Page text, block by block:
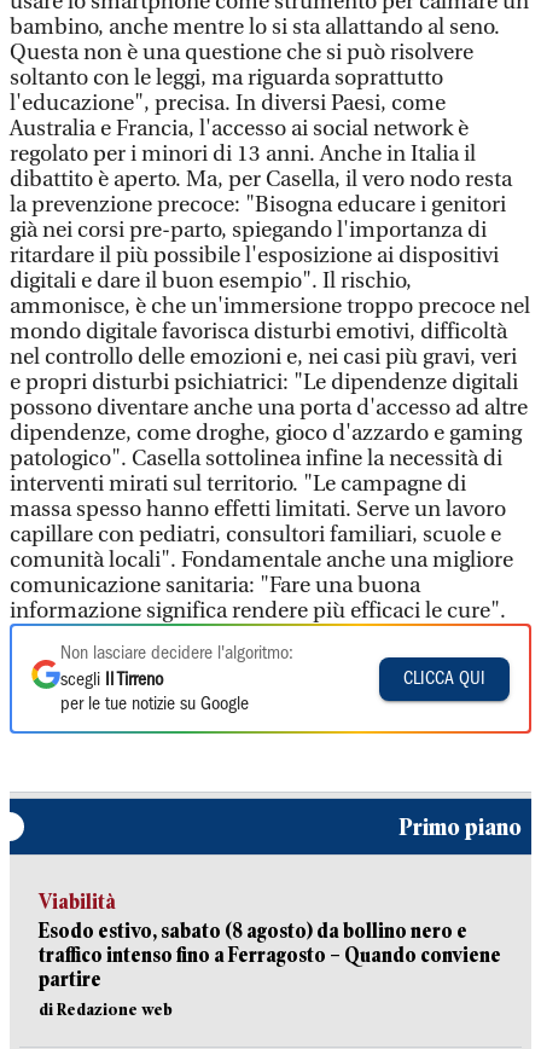
bambino, anche mentre lo si sta allattando al seno.
Questa non è una questione che si può risolvere
soltanto con le leggi, ma riguarda soprattutto
l'educazione", precisa. In diversi Paesi, come
Australia e Francia, l'accesso ai social network è
regolato per i minori di 13 anni. Anche in Italia il
dibattito è aperto. Ma, per Casella, il vero nodo resta
la prevenzione precoce: "Bisogna educare i genitori
già nei corsi pre-parto, spiegando l'importanza di
ritardare il più possibile l'esposizione ai dispositivi
digitali e dare il buon esempio". Il rischio,
ammonisce, è che un'immersione troppo precoce nel
mondo digitale favorisca disturbi emotivi, difficoltà
nel controllo delle emozioni e, nei casi più gravi, veri
e propri disturbi psichiatrici: "Le dipendenze digitali
possono diventare anche una porta d'accesso ad altre
dipendenze, come droghe, gioco d'azzardo e gaming
patologico". Casella sottolinea infine la necessità di
interventi mirati sul territorio. "Le campagne di
massa spesso hanno effetti limitati. Serve un lavoro
capillare con pediatri, consultori familiari, scuole e
comunità locali". Fondamentale anche una migliore
comunicazione sanitaria: "Fare una buona
informazione significa rendere più efficaci le cure".
Non lasciare decidere l'algoritmo:
scegli
Il Tirreno
per le tue notizie su Google
CLICCA QUI
Primo piano
Viabilità
Esodo estivo, sabato (8 agosto) da bollino nero e
traffico intenso fino a Ferragosto – Quando conviene
partire
di Redazione web